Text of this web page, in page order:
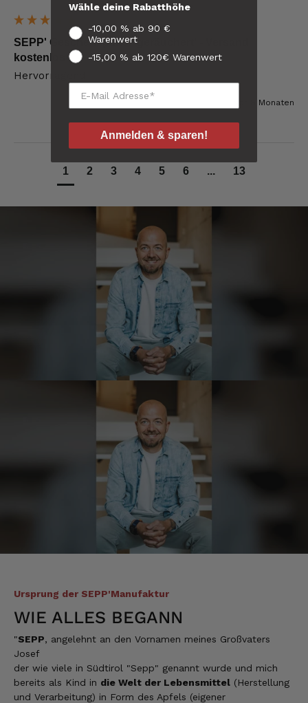
SEPP' Geschenkpaket 'geräuchert' - Versand
kostenlos
Hervorragend
vor 8 Monaten
1 2 3 4 5 6 ... 13
Ursprung der SEPP'Manufaktur
WIE ALLES BEGANN
"SEPP, angelehnt an den Vornamen meines Großvaters
Josef
der wie viele in Südtirol "Sepp" genannt wurde und mich
bereits als Kind in die Welt der Lebensmittel (Herstellung
und Verarbeitung) in Form des Apfels (eigener
Verifizierter Kunde
Super Ware gerne wieder
Ron
Anonym
Verifizierter Kunde
Die Produkte von Euch sind super.
Roberto
Verifizierter Kunde
Geschmacklich hervorragend
Werner
Verifizierter Kunde
War alles lecker, der Brettlspeck war aber
der Favorit, etwas Fett muss sein
Sehr gute Originalqualität
Verifizierter Kunde
Seit ich SEPP-Manufaktur kenne, bestelle ich
nur noch da. Große Auswahl, für jeden ist
Wähle deine Rabatthöhe
-10,00 % ab 90 €
Warenwert
-15,00 % ab 120€ Warenwert
Anmelden & sparen!